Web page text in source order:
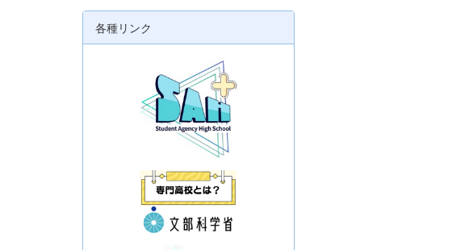
各種リンク